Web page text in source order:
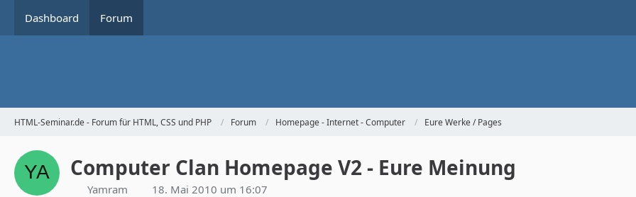
Dashboard Forum
HTML-Seminar.de - Forum für HTML, CSS und PHP Forum Homepage - Internet - Computer Eure Werke / Pages
Computer Clan Homepage V2 - Eure Meinung
Yamram 18. Mai 2010 um 16:07